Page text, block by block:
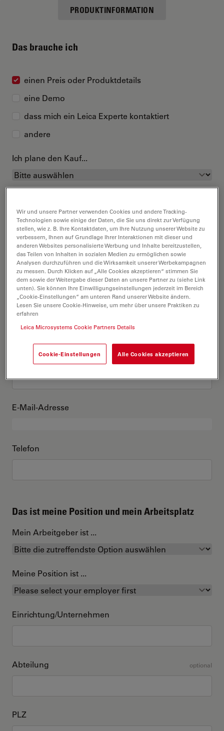
PRODUKTINFORMATION
Das brauche ich
einen Preis oder Produktdetails
eine Demo
dass mich ein Leica Experte kontaktiert
andere
Ich plane den Kauf...
Das bin ich
Akademischer Grad
Vorname
Nachname
E-Mail-Adresse
Telefon
Das ist meine Position und mein Arbeitsplatz
Mein Arbeitgeber ist ...
Meine Position ist ...
Einrichtung/Unternehmen
Abteilung optional
PLZ
Wir und unsere Partner verwenden Cookies und andere Tracking-
Technologien sowie einige der Daten, die Sie uns direkt zur Verfügung
stellen, wie z. B. Ihre Kontaktdaten, um Ihre Nutzung unserer Website zu
verbessern, Ihnen auf Grundlage Ihrer Interaktionen mit dieser und
anderen Websites personalisierte Werbung und Inhalte bereitzustellen,
das Teilen von Inhalten in sozialen Medien zu ermöglichen sowie
Analysen durchzuführen und die Wirksamkeit unserer Werbekampagnen
zu messen. Durch Klicken auf „Alle Cookies akzeptieren“ stimmen Sie
dem sowie der Weitergabe dieser Daten an unsere Partner zu (siehe Link
unten). Sie können Ihre Einwilligungseinstellungen jederzeit im Bereich
„Cookie-Einstellungen“ am unteren Rand unserer Website ändern.
Lesen Sie unsere Cookie-Hinweise, um mehr über unsere Praktiken zu
erfahren
Leica Microsystems Cookie Partners Details
Cookie-Einstellungen Alle Cookies akzeptieren